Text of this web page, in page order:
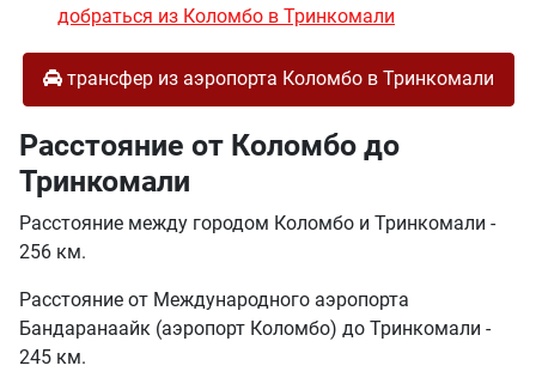
добраться из Коломбо в Тринкомали
трансфер из аэропорта Коломбо в Тринкомали
Расстояние от Коломбо до
Тринкомали
Расстояние между городом Коломбо и Тринкомали -
256 км.
Расстояние от Международного аэропорта
Бандаранаайк (аэропорт Коломбо) до Тринкомали -
245 км.